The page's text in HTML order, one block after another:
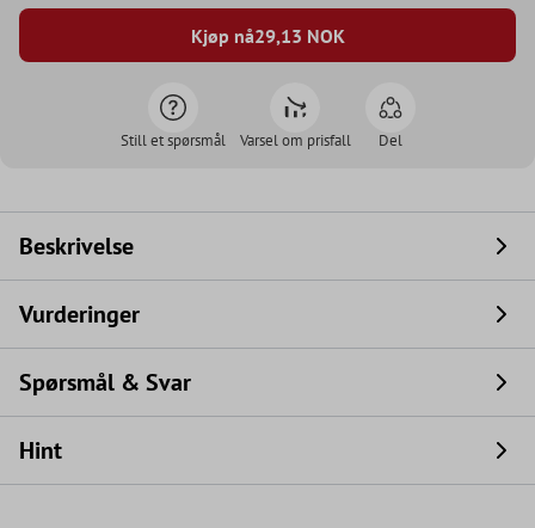
Kjøp nå29,13 NOK
Still et spørsmål Varsel om prisfall Del
Beskrivelse
Vurderinger
Spørsmål & Svar
Hint